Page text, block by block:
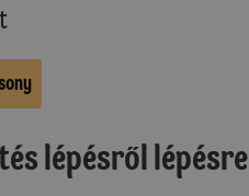
lépésről lépésre